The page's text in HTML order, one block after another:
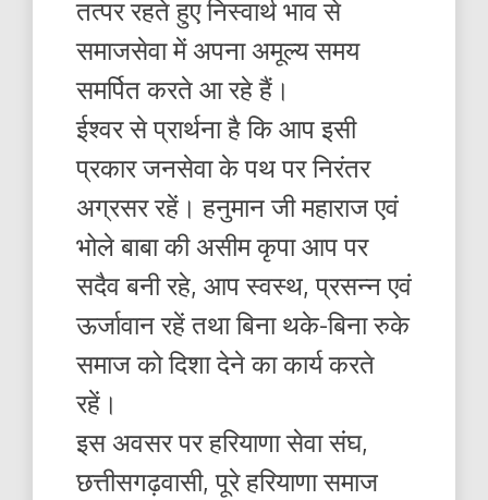
तत्पर रहते हुए निस्वार्थ भाव से
समाजसेवा में अपना अमूल्य समय
समर्पित करते आ रहे हैं।
ईश्वर से प्रार्थना है कि आप इसी
प्रकार जनसेवा के पथ पर निरंतर
अग्रसर रहें। हनुमान जी महाराज एवं
भोले बाबा की असीम कृपा आप पर
सदैव बनी रहे, आप स्वस्थ, प्रसन्न एवं
ऊर्जावान रहें तथा बिना थके-बिना रुके
समाज को दिशा देने का कार्य करते
रहें।
इस अवसर पर हरियाणा सेवा संघ,
छत्तीसगढ़वासी, पूरे हरियाणा समाज